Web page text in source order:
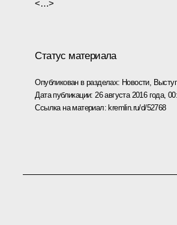
<…>
Статус материала
Опубликован в разделах: Новости,
Дата публикации: 26 августа 2016 года,
Ссылка на материал: kremlin.ru/d/52768